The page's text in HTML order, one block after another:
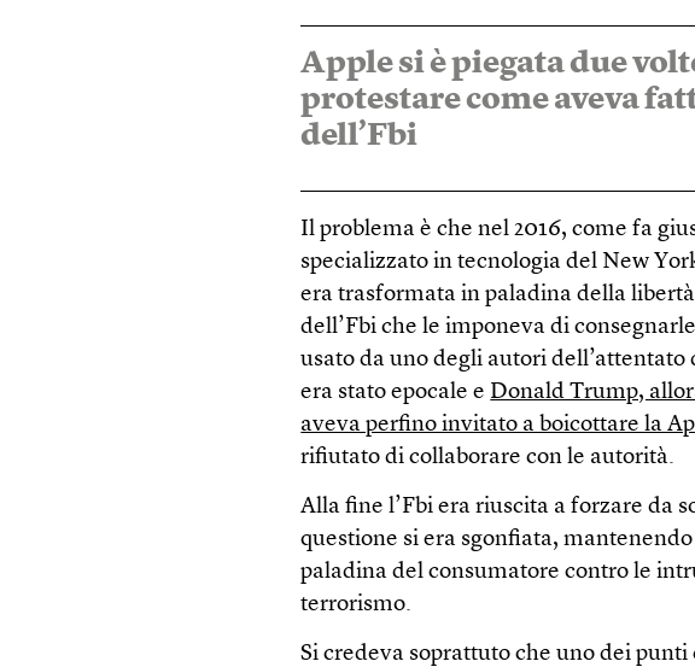
Apple si è piegata due
protestare come aveva
dell’Fbi
Il problema è che nel 2016, come fa
specializzato in tecnologia del New
era trasformata in paladina della
dell’Fbi che le imponeva di
usato da uno degli autori
era stato epocale e Donald Trump,
aveva perfino invitato a boicottare la
rifiutato di collaborare con le autorità.
Alla fine l’Fbi era riuscita a forzare da
questione si era sgonfiata,
paladina del consumatore contro le
terrorismo.
Si credeva soprattuto che uno dei